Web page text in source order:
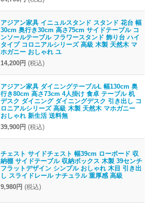
アジアン家具 イニュルスタンド スタンド 花台 幅
30cm 奥行き30cm 高さ75cm サイドテーブル コ
ンソールテーブル フラワースタンド 飾り台 ハイ
タイプ コロニアルシリーズ 高級 木製 天然木 マ
ホガニー おしゃれ ユ
14,200円 (税込)
アジアン家具 ダイニングテーブルL 幅130cm 奥
行き80cm 高さ73cm 4人掛け 食卓 テーブル 机
デスク ダイニング ダイニングデスク 引き出し コ
ロニアルシリーズ 高級 木製 天然木 マホガニー
おしゃれ 新生活 送料無
39,900円 (税込)
チェスト サイドチェスト 幅39cm ローボード 収
納棚 サイドテーブル 収納ボックス 木製 39センチ
フラットデザイン シンプル おしゃれ 木目 引き出
し スライドレール ナチュラル 重厚感 高級
9,980円 (税込)